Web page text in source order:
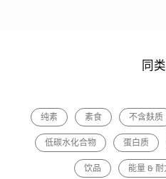
同
纯素 素食 不含麸质
低碳水化合物 蛋白质
饮品 能量 & 耐